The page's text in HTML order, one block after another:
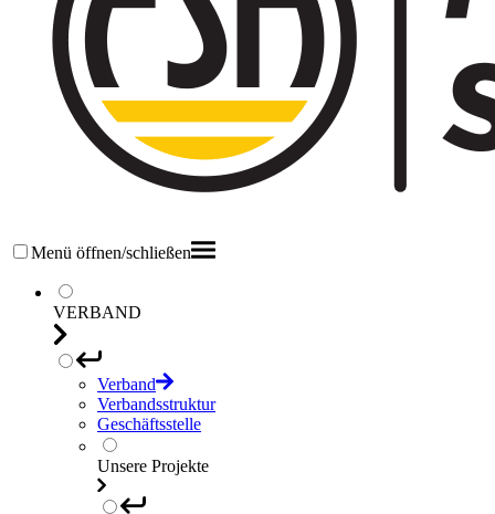
Menü öffnen/schließen
VERBAND
Verband
Verbandsstruktur
Geschäftsstelle
Unsere Projekte